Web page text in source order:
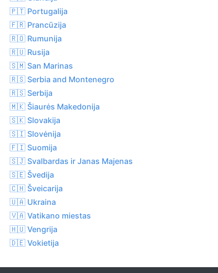
🇵🇹 Portugalija
🇫🇷 Prancūzija
🇷🇴 Rumunija
🇷🇺 Rusija
🇸🇲 San Marinas
🇷🇸 Serbia and Montenegro
🇷🇸 Serbija
🇲🇰 Šiaurės Makedonija
🇸🇰 Slovakija
🇸🇮 Slovėnija
🇫🇮 Suomija
🇸🇯 Svalbardas ir Janas Majenas
🇸🇪 Švedija
🇨🇭 Šveicarija
🇺🇦 Ukraina
🇻🇦 Vatikano miestas
🇭🇺 Vengrija
🇩🇪 Vokietija